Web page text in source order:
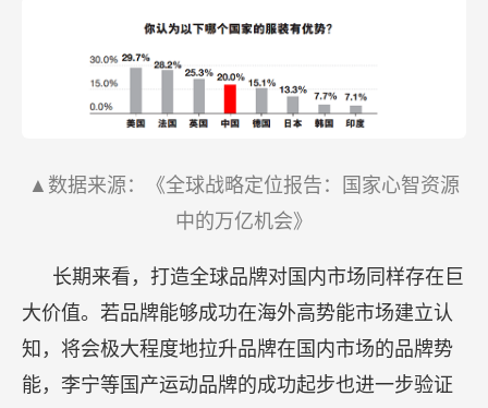
▲数据来源：《全球战略定位报告：国家心智资源
中的万亿机会》
长期来看，打造全球品牌对国内市场同样存在巨
大价值。若品牌能够成功在海外高势能市场建立认
知，将会极大程度地拉升品牌在国内市场的品牌势
能，李宁等国产运动品牌的成功起步也进一步验证